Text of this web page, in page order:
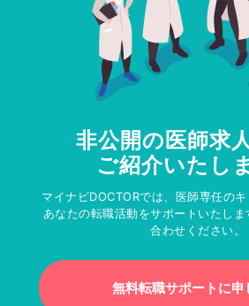
非公開の医師求
ご紹介いたし
マイナビDOCTORでは、医師専任の
あなたの転職活動をサポートいたし
合わせください。
無料転職サポートに申